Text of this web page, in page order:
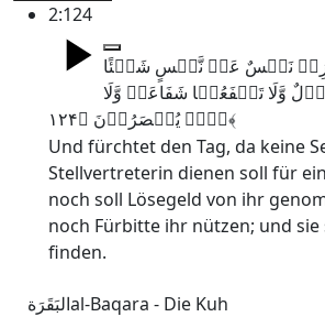
2:124
تَجۡزِیۡ نَفۡسٌ عَنۡ نَّفۡسٍ شَیۡئًا
وَّلَا تَنۡفَعُہَا شَفَاعَۃٌ وَّلَا
ہُمۡ یُنۡصَرُوۡنَ ﴿۱۲۴﴾
Und fürchtet den Tag, da keine
Stellvertreterin dienen soll für
noch soll Lösegeld von ihr
noch Fürbitte ihr nützen; und
finden.
البَقَرَةal-Baqara - Die Kuh